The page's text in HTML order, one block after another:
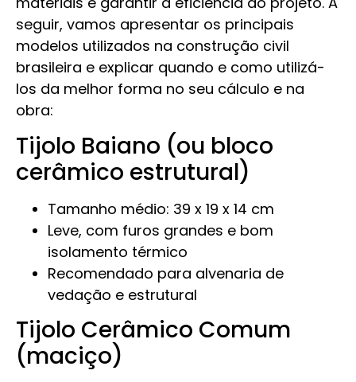
seguir, vamos apresentar os principais
modelos utilizados na construção civil
brasileira e explicar quando e como utilizá-
los da melhor forma no seu cálculo e na
obra:
Tijolo Baiano (ou bloco
cerâmico estrutural)
Tamanho médio: 39 x 19 x 14 cm
Leve, com furos grandes e bom
isolamento térmico
Recomendado para alvenaria de
vedação e estrutural
Tijolo Cerâmico Comum
(maciço)